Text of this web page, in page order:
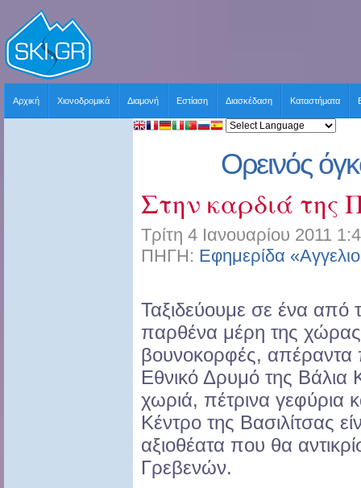
Αρχική Χιονοδρομικά Διαμονή Εστίαση Διασκέδαση Καταστήματα
Ορεινός
Στην καρδιά της
Τρίτη 4 Ιανουαρίου 2011
ΠΗΓΗ: Εφημερίδα
Ταξιδεύουμε σε ένα από
παρθένα μέρη της χώρας
βουνοκορφές,
Εθνικό Δρυμό της Βάλια
χωριά, πέτρινα γεφύρια
Κέντρο της Βασιλίτσας
αξιοθέατα που θα
Γρεβενών.